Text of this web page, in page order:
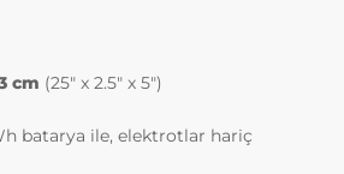
cm (25″ x 2.5″ x 5″)
batarya ile, elektrotlar hariç
üzerinden sahte
Ortamında Yapılan
ve Bu Yayınlar
Suçlarla Mücadele
Kanun ve Internet